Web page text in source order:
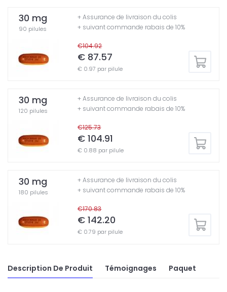
30 mg
90 pilules
€104.92
€ 87.57
€ 0.97 par pilule
+ Assurance de livraison du colis
+ suivant commande rabais de 10%
30 mg
120 pilules
€125.73
€ 104.91
€ 0.88 par pilule
+ Assurance de livraison du colis
+ suivant commande rabais de 10%
30 mg
180 pilules
€170.83
€ 142.20
€ 0.79 par pilule
+ Assurance de livraison du colis
+ suivant commande rabais de 10%
Description De Produit Témoignages Paquet